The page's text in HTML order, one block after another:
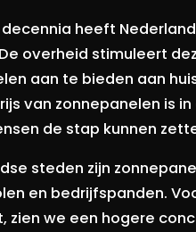
heeft
overheid stimuleert
aan te bieden aan
van zonnepanelen is
de stap kunnen
steden zijn
en bedrijfspanden.
zien we een hogere